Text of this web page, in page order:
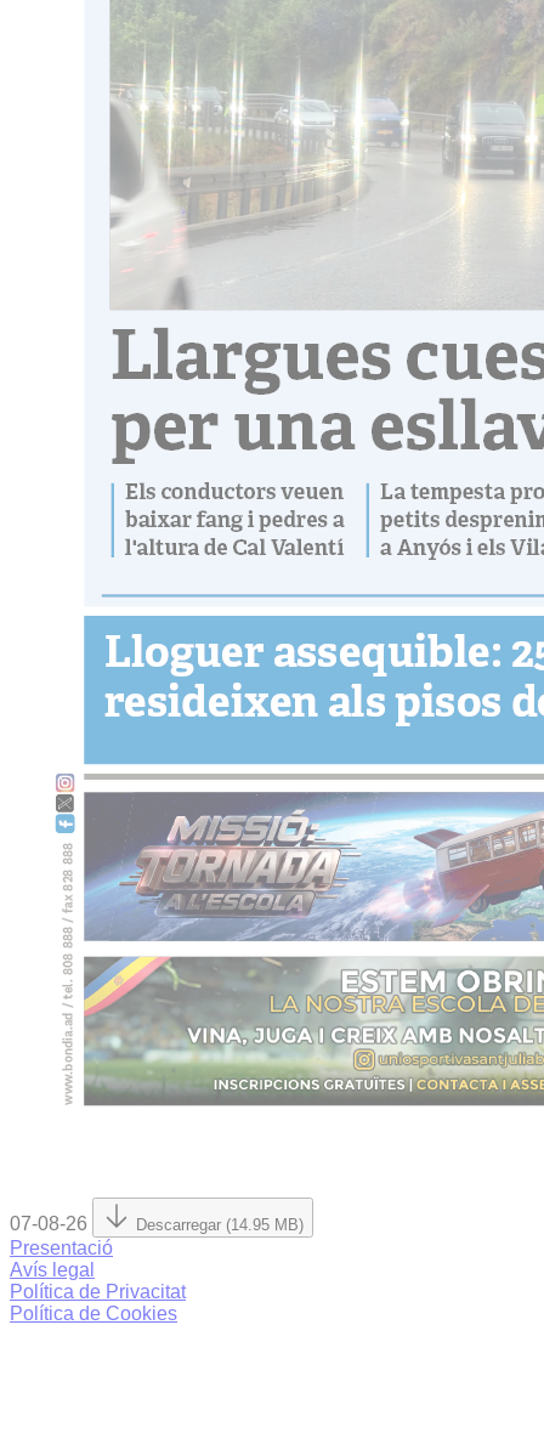
07-08-26 Descarregar (14.95 MB)
Presentació
Avís legal
Política de Privacitat
Política de Cookies